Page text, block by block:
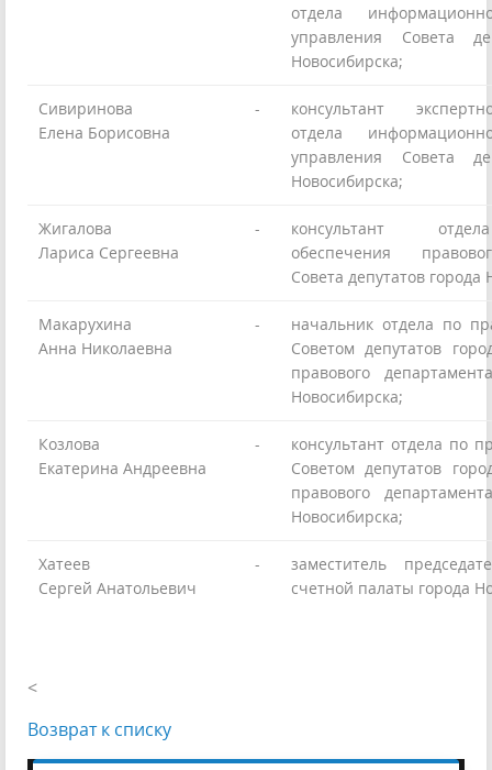
отдела
управления Совета
Новосибирска;
Сивиринова
Елена Борисовна
-
консультант
отдела
управления Совета
Новосибирска;
Жигалова
Лариса Сергеевна
-
консультант
обеспечения
Совета депутатов города
Макарухина
Анна Николаевна
-
начальник отдела по
Советом депутатов
правового
Новосибирска;
Козлова
Екатерина Андреевна
-
консультант отдела по
Советом депутатов
правового
Новосибирска;
Хатеев
Сергей Анатольевич
-
заместитель
счетной палаты города
<
Возврат к списку